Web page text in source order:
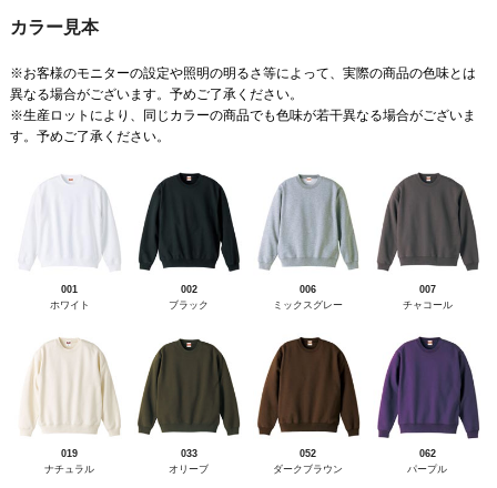
カラー見本
※お客様のモニターの設定や照明の明るさ等によって、実際の商品の色味とは
異なる場合がございます。予めご了承ください。
※生産ロットにより、同じカラーの商品でも色味が若干異なる場合がございま
す。予めご了承ください。
001
ホワイト
002
ブラック
006
ミックスグレー
007
チャコール
019
ナチュラル
033
オリーブ
052
ダークブラウン
062
パープル